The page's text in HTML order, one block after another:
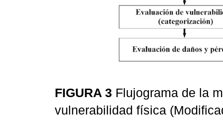
FIGURA 3 Flujograma de la
vulnerabilidad física